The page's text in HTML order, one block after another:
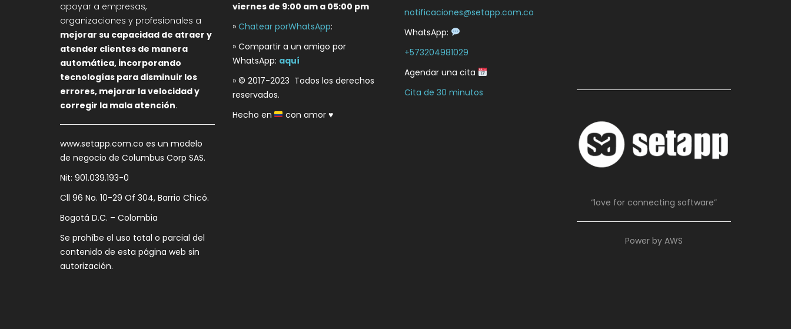
apoyar a empresas,
organizaciones y profesionales a
mejorar su capacidad de atraer y
atender clientes de manera
automática, incorporando
tecnologías para disminuir los
errores, mejorar la velocidad y
corregir la mala atención.
www.setapp.com.co es un modelo
de negocio de Columbus Corp SAS.
Nit: 901.039.193-0
Cll 96 No. 10-29 Of 304, Barrio Chicó.
Bogotá D.C. – Colombia
Se prohíbe el uso total o parcial del
contenido de esta página web sin
autorización.
viernes de 9:00 am a 05:00 pm
» Chatear porWhatsApp:
» Compartir a un amigo por
WhatsApp: aquí
» © 2017-2023 Todos los derechos
reservados.
Hecho en
con amor♥
notificaciones@setapp.com.co
WhatsApp:
+573204981029
Agendar una cita
Cita de 30 minutos
“love for connecting software”
Power by AWS